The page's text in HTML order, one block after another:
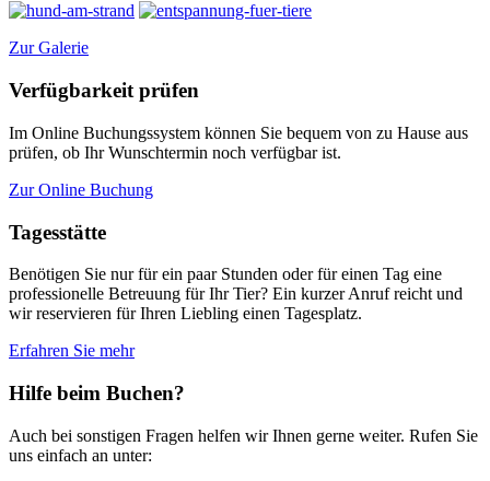
Zur Galerie
Verfügbarkeit prüfen
Im Online Buchungssystem können Sie bequem von zu Hause aus
prüfen, ob Ihr Wunschtermin noch verfügbar ist.
Zur Online Buchung
Tagesstätte
Benötigen Sie nur für ein paar Stunden oder für einen Tag eine
professionelle Betreuung für Ihr Tier? Ein kurzer Anruf reicht und
wir reservieren für Ihren Liebling einen Tagesplatz.
Erfahren Sie mehr
Hilfe beim Buchen?
Auch bei sonstigen Fragen helfen wir Ihnen gerne weiter. Rufen Sie
uns einfach an unter: